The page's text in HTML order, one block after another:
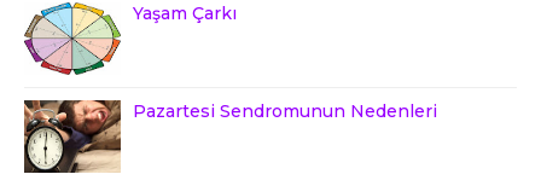
Yaşam Çarkı
Pazartesi Sendromunun Nedenleri